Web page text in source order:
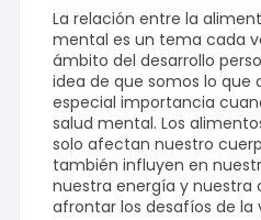
La relación entre la
mental es un tema cada
ámbito del desarrollo
idea de que somos lo que
especial importancia
salud mental. Los
solo afectan nuestro
también influyen en
nuestra energía y nuestra
afrontar los desafíos de la